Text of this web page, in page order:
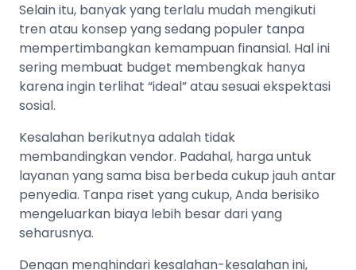
Selain itu, banyak yang terlalu mudah mengikuti
tren atau konsep yang sedang populer tanpa
mempertimbangkan kemampuan finansial. Hal ini
sering membuat budget membengkak hanya
karena ingin terlihat “ideal” atau sesuai ekspektasi
sosial.
Kesalahan berikutnya adalah tidak
membandingkan vendor. Padahal, harga untuk
layanan yang sama bisa berbeda cukup jauh antar
penyedia. Tanpa riset yang cukup, Anda berisiko
mengeluarkan biaya lebih besar dari yang
seharusnya.
Dengan menghindari kesalahan-kesalahan ini,